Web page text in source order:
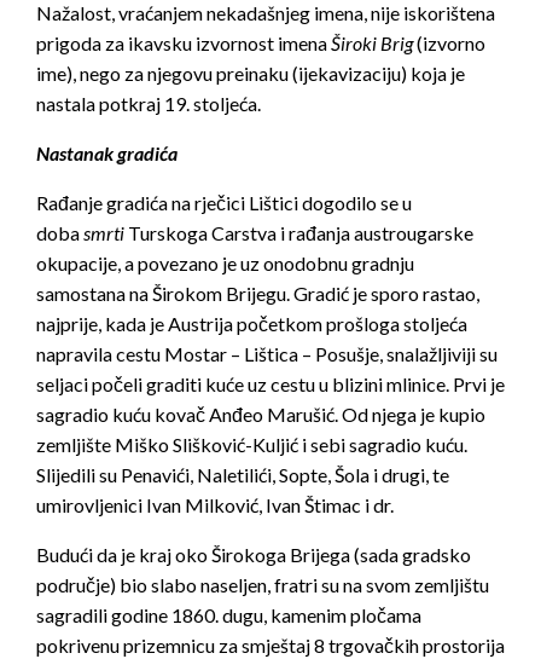
Nažalost, vraćanjem nekadašnjeg imena, nije iskorištena
prigoda za ikavsku izvornost imenaŠiroki Brig(izvorno
ime), nego za njegovu preinaku (ijekavizaciju) koja je
nastala potkraj 19. stoljeća.
Nastanak gradića
Rađanje gradića na rječici Lištici dogodilo se u
dobasmrti Turskoga Carstva i rađanja austrougarske
okupacije, a povezano je uz onodobnu gradnju
samostana na Širokom Brijegu. Gradić je sporo rastao,
najprije, kada je Austrija početkom prošloga stoljeća
napravila cestu Mostar – Lištica – Posušje, snalažljiviji su
seljaci počeli graditi kuće uz cestu u blizini mlinice. Prvi je
sagradio kuću kovač Anđeo Marušić. Od njega je kupio
zemljište Miško Slišković-Kuljić i sebi sagradio kuću.
Slijedili su Penavići, Naletilići, Sopte, Šola i drugi, te
umirovljenici Ivan Milković, Ivan Štimac i dr.
Budući da je kraj oko Širokoga Brijega (sada gradsko
područje) bio slabo naseljen, fratri su na svom zemljištu
sagradili godine 1860. dugu, kamenim pločama
pokrivenu prizemnicu za smještaj 8 trgovačkih prostorija